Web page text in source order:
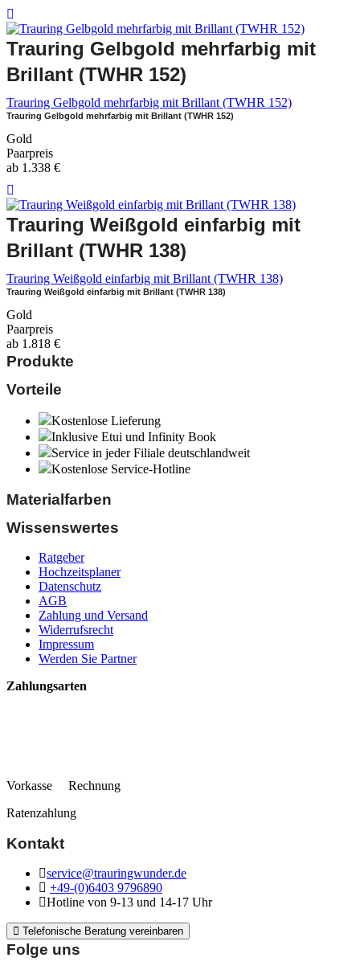
Trauring Gelbgold mehrfarbig mit
Brillant (TWHR 152)
Trauring Gelbgold mehrfarbig mit Brillant (TWHR 152)
Trauring Gelbgold mehrfarbig mit Brillant (TWHR 152)
Gold
Paarpreis
ab 1.338 €
Trauring Weißgold einfarbig mit
Brillant (TWHR 138)
Trauring Weißgold einfarbig mit Brillant (TWHR 138)
Trauring Weißgold einfarbig mit Brillant (TWHR 138)
Gold
Paarpreis
ab 1.818 €
Produkte
Vorteile
Kostenlose Lieferung
Inklusive Etui und Infinity Book
Service in jeder Filiale deutschlandweit
Kostenlose Service-Hotline
Materialfarben
Wissenswertes
Ratgeber
Hochzeitsplaner
Datenschutz
AGB
Zahlung und Versand
Widerrufsrecht
Impressum
Werden Sie Partner
Zahlungsarten
Vorkasse Rechnung
Ratenzahlung
Kontakt
service@trauringwunder.de
+49-(0)6403 9796890
Hotline von 9-13 und 14-17 Uhr
Telefonische Beratung vereinbaren
Folge uns